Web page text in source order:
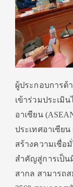
ผู้ประกอบการด้
เข้าร่วมประเมิ
อาเซียน
ประเทศอาเซีย
สร้างความเชื่อ
สำคัญสู่การเป็น
สากล สามารถ